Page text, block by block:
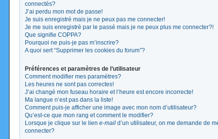
connectés?
J’ai perdu mon mot de passe!
Je suis enregistré mais je ne peux pas me connecter!
Je me suis enregistré par le passé mais je ne peux plus me connecter?!
Que signifie COPPA?
Pourquoi ne puis-je pas m’inscrire?
A quoi sert “Supprimer les cookies du forum”?
Préférences et paramètres de l’utilisateur
Comment modifier mes paramètres?
Les heures ne sont pas correctes!
J’ai changé mon fuseau horaire et l’heure est encore incorrecte!
Ma langue n’est pas dans la liste!
Comment puis-je afficher une image avec mon nom d’utilisateur?
Qu’est-ce que mon rang et comment le modifier?
Lorsque je clique sur le lien e-mail d’un utilisateur, on me demande de
connecter?